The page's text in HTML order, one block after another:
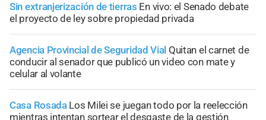
Sin extranjerización de tierras En vivo: el Senado debate
el proyecto de ley sobre propiedad privada
Agencia Provincial de Seguridad Vial Quitan el carnet de
conducir al senador que publicó un video con mate y
celular al volante
Casa Rosada Los Milei se juegan todo por la reelección
mientras intentan sortear el desgaste de la gestión